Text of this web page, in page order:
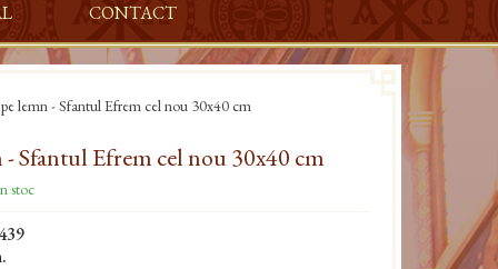
CONTACT
lemn - Sfantul Efrem cel nou 30x40 cm
Sfantul Efrem cel nou 30x40 cm
stoc